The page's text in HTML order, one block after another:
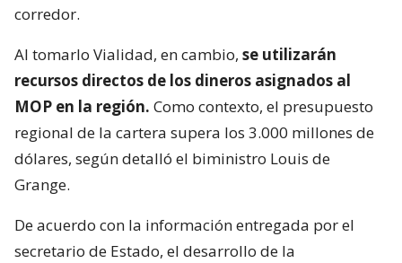
corredor.
Al tomarlo Vialidad, en cambio, se utilizarán
recursos directos de los dineros asignados al
MOP en la región. Como contexto, el presupuesto
regional de la cartera supera los 3.000 millones de
dólares, según detalló el biministro Louis de
Grange.
De acuerdo con la información entregada por el
secretario de Estado, el desarrollo de la